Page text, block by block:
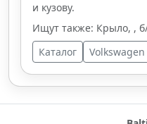
и кузову.
Ищут также: Крыло, ,
Каталог
Volkswagen